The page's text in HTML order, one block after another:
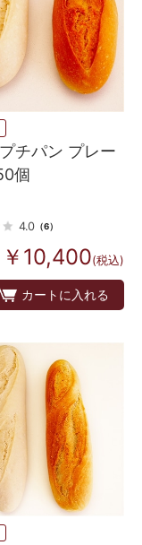
プチパン プレー
個
4.0（6）
￥10,400(税込)
カートに入れる